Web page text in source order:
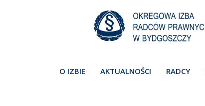
O IZBIE AKTUALNOŚCI RADCY